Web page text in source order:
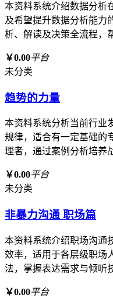
本资料系统介绍数据分析
及希望提升数据分析能力
析、解读及决策全流程，
￥0.00平台
未分类
趋势的力量
本资料系统分析当前行业
规律，适合有一定基础的
理者，通过案例分析培养
￥0.00平台
未分类
非暴力沟通 职场篇
本资料系统介绍职场沟通
效率，适用于各层级职场
法，掌握表达需求与倾听
￥0.00平台